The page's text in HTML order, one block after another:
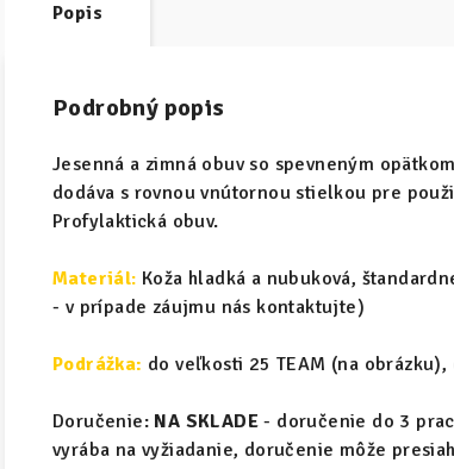
Popis
Podrobný popis
Jesenná a zimná obuv so spevneným
dodáva s rovnou vnútornou stielkou pre
Profylaktická obuv.
Materiál: Koža hladká a nubuková,
- v prípade záujmu nás kontaktujte)
Podrážka: do veľkosti 25 TEAM (na
Doručenie: NA SKLADE - doručenie do 3
vyrába na vyžiadanie, doručenie môže